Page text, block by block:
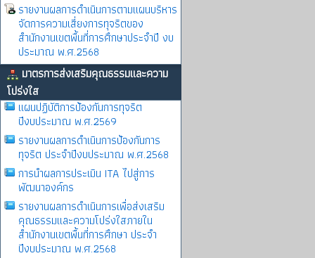
รายงานผลการดำเนินการตามแผนบริหาร
จัดการความเสี่ยงการทุจริตของ
สำนักงานเขตพื้นที่การศึกษาประจำปี งบ
ประมาณ พ.ศ.2568
มาตรการส่งเสริมคุณธรรมและความ
โปร่งใส
แผนปฏิบัติการป้องกันการทุจริต
ปีงบประมาณ พ.ศ.2569
รายงานผลการดําเนินการป้องกันการ
ทุจริต ประจําปีงบประมาณ พ.ศ.2568
การนำผลการประเมิน ITA ไปสู่การ
พัฒนาองค์กร
รายงานผลการดําเนินการเพื่อส่งเสริม
คุณธรรมและความโปร่งใสภายใน
สำนักงานเขตพื้นที่การศึกษา ประจำ
ปีงบประมาณ พ.ศ.2568